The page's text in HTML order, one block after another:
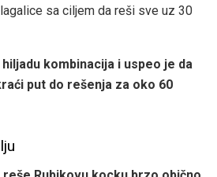
sa ciljem da reši sve uz 30
kombinacija i uspeo je da
put do rešenja za oko 60